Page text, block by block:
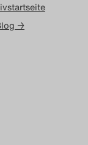
→